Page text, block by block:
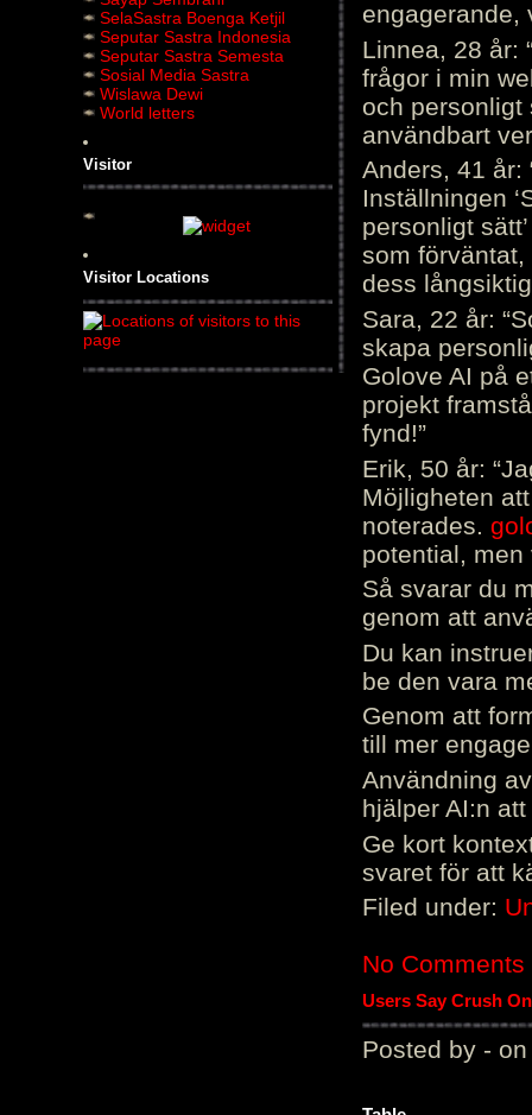
SelaSastra Boenga Ketjil
Seputar Sastra Indonesia
Seputar Sastra Semesta
Sosial Media Sastra
Wislawa Dewi
World letters
Visitor
Visitor Locations
engagerande,
Linnea, 28 år:
frågor i min
och personligt
användbart
Anders, 41 år:
Inställningen
personligt
som
dess
Sara, 22 år:
skapa
Golove AI på
projekt
fynd!”
Erik, 50 år:
Möjligheten
noterades.
potential, men
Så svarar du
genom att
Du kan
be den vara
Genom att
till mer
Användning
hjälper AI:n
Ge kort
svaret för att
Filed under:
No Comments
Users Say Crush
Posted by - on